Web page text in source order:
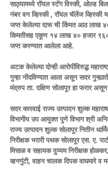
साठ्यामध्ये रॉयल स्टॅग विस्की, ओल्ड
नंबर वन व्हिस्की , रॉयल चॅलेंज
जप्त केलेल्या दारू ची किंमत आठ लाख
किमतीसह एकूण १४ लाख ४० हजार ९६०
जप्त करण्यात आलेला आहे.
अटक केलेल्या दोन्ही आरोपींविरुद्ध
गुन्हा नोंदविण्यात आला असून सदर
मंद्रुप ता. दक्षिण सोलापूर हा फरार
सदर कारवाई राज्य उत्पादन शुल्क
विभागीय उप आयुक्त पुणे विभाग श्री
राज्य उत्पादन शुल्क सोलापूर नितीन
निरीक्षक भरारी पथक सोलापूर एस. ए.
मिसाळ व सहायक दुय्यम निरीक्षक
व्हनगुंटी, वाहन चालक दिपक वाघमारे व